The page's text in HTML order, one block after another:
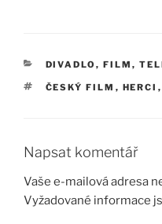
RUBRIKY
DIVADLO, FILM,
ŠTÍTKY
ČESKÝ FILM , HERCI ,
Napsat komentář
Vaše e-mailová adresa
Vyžadované informace